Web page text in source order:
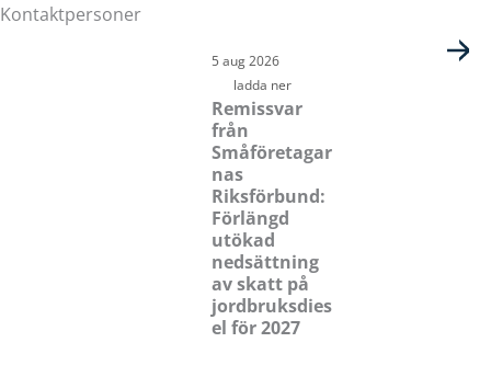
Kontaktpersoner
5 aug 2026
ladda ner
Remissvar
från
Småföretagar
nas
Riksförbund:
Förlängd
utökad
nedsättning
av skatt på
jordbruksdies
el för 2027